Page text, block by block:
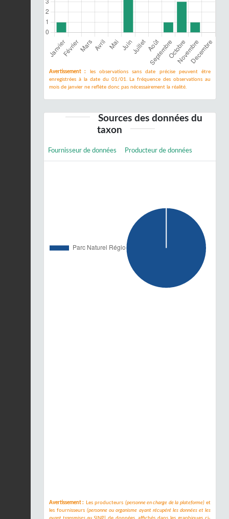
Avertissement :
les observations sans date précise peuvent être
enregistrées à la date du 01/01. La fréquence des observations au
mois de janvier ne reflète donc pas nécessairement la réalité.
Sources des données du
taxon
Fournisseur de données Producteur de données
Avertissement : Les producteurs (personne en charge de la plateforme)et
les fournisseurs(personne ou organisme ayant récupéré les données et les
ayant transmises au SINP) de données, affichés dans les graphiques ci-